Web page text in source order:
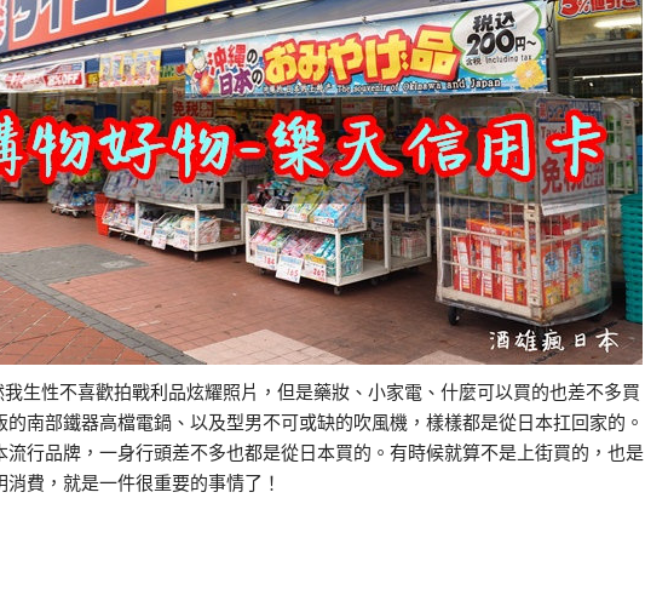
生性不喜歡拍戰利品炫耀照片，但是藥妝、小家電、什麼可以買的也差不多買
南部鐵器高檔電鍋、以及型男不可或缺的吹風機，樣樣都是從日本扛回家的。
流行品牌，一身行頭差不多也都是從日本買的。有時候就算不是上街買的，也是
費，就是一件很重要的事情了！